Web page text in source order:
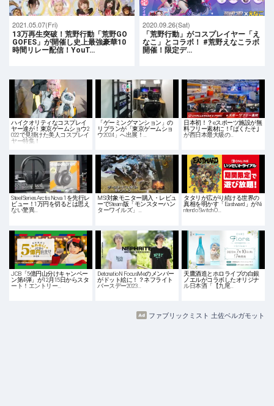
2021.05.07(Fri)
13万再生突破！荒野行動「荒野GO
GOFES」が開催し史上最強豪華10
時間リレー配信！YouT…
2020.09.26(Sat)
「荒野行動」がコスプレイヤー「え
なこ」とコラボ！ #荒野えなこラボ
開催！限定デ…
ハイクオリティなコスプレイ
ヤー達が！東京ゲームショウ2
022で見掛けた美人コスプレイ
ヤー特集！
「ゲーミングマンション」の
リブランが「東京ゲームショ
ウ2024」へ出展！…
日本初！？eスポーツ施設が無
料フリー素材に！｢ぱくたそ｣
が西日本最大級の…
SteelSeries Arctis Nova 1を先行レ
ビュー！1万円を切るとは思え
ない驚異…
MSI対象モニター購入・レビュ
ーでSteam版「モンスターハン
ターワイルズ」…
タタリが広がり続ける世界の
真相を明かす「Eastward」がNi
ntendo Switch O…
JCB「5億円山分けキャンペー
ン第4弾」が12月15日からスタ
ート！エントリー…
DetonatioN FocusMeのメンバー
がドット絵に！？ネフライト
バースデー2023…
天鷹酒造とホロライブの白銀
ノエルがコラボしたオリジナ
ル日本酒「【九尾…
ファブリックミスト 土佐ベルガモット